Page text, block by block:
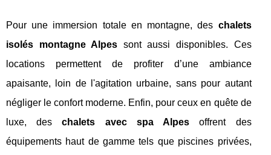
Pour une immersion totale en montagne, des chalets
isolés montagne Alpes sont aussi disponibles. Ces
locations permettent de profiter d’une ambiance
apaisante, loin de l'agitation urbaine, sans pour autant
négliger le confort moderne. Enfin, pour ceux en quête de
luxe, deschalets avec spa Alpes offrent des
équipements haut de gamme tels que piscines privées,